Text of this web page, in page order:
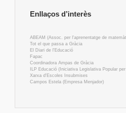
Enllaços d’interès
ABEAM (Assoc. per l'aprenentatge de
Tot el que passa a Gràcia
El Diari de l'Educació
Fapac
Coordinadora Ampas de Gràcia
ILP Educació (Iniciativa Legislativa Popular
Xarxa d'Escoles Insubmises
Campos Estela (Empresa Menjador)